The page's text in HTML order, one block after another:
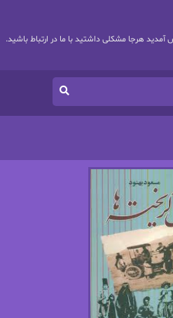
هرجا مشکلی داشتید با ما در ارتباط باشید.